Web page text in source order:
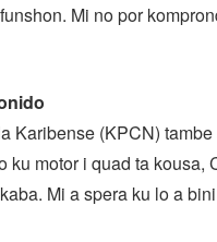
Mi no por
Karibense (KPCN)
ku motor i quad ta kousa,
Mi a spera ku lo a